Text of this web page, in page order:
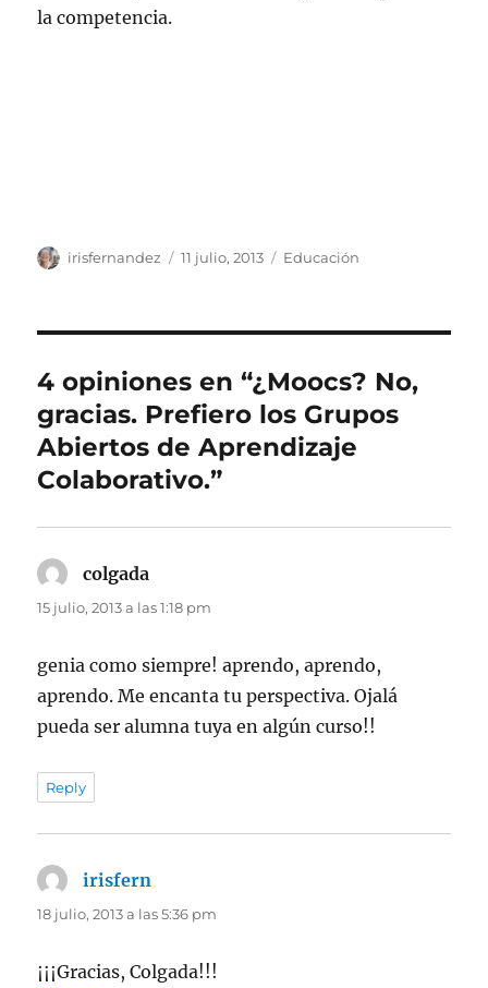
la competencia.
Autor
irisfernandez
Publicado
11 julio, 2013 Categorías
Educación
4 opiniones en “¿Moocs? No,
gracias. Prefiero los Grupos
Abiertos de Aprendizaje
Colaborativo.”
colgada
15 julio, 2013 a las 1:18 pm
genia como siempre! aprendo, aprendo,
aprendo. Me encanta tu perspectiva. Ojalá
pueda ser alumna tuya en algún curso!!
Reply
irisfern
18 julio, 2013 a las 5:36 pm
¡¡¡Gracias, Colgada!!!